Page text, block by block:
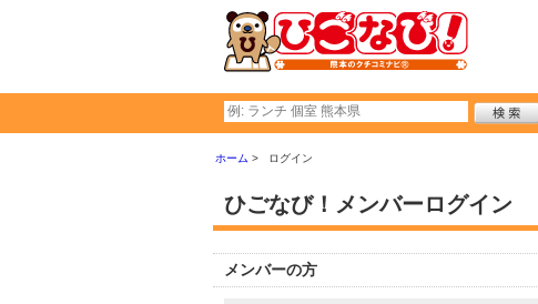
ホーム ログイン
ひごなび！メンバーログイン
メンバーの方